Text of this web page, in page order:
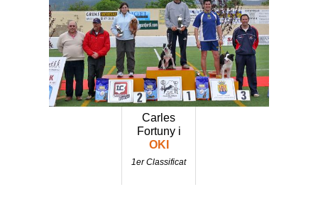
Carles
Fortuny i
OKI
1er Classificat